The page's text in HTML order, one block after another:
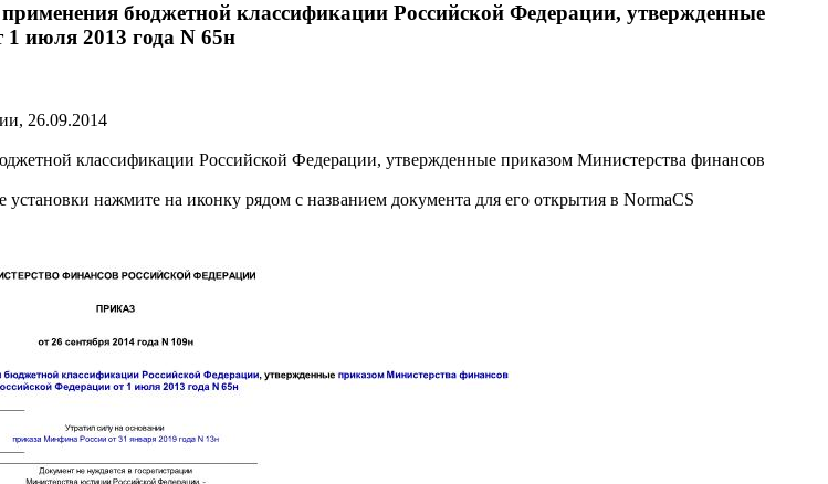
бюджетной классификации Российской Федерации, утвержденные
июля 2013 года N 65н
26.09.2014
классификации Российской Федерации, утвержденные приказом Министерства финансов
установки нажмите на иконку рядом с названием документа для его открытия в NormaCS